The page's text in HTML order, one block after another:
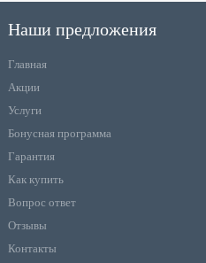
Наши предложения
Главная
Акции
Услуги
Бонусная программа
Гарантия
Как купить
Вопрос ответ
Отзывы
Контакты